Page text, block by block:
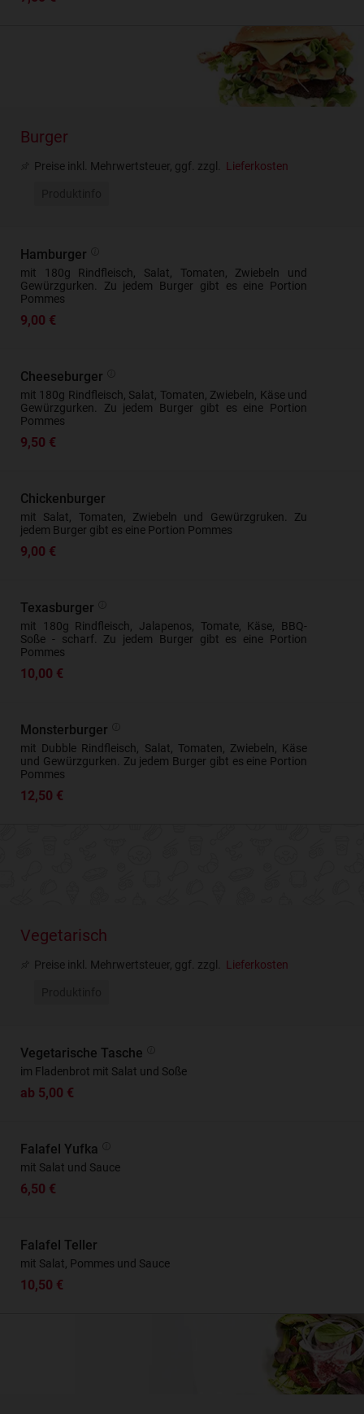
Burger
Preise inkl. Mehrwertsteuer, ggf. zzgl. Lieferkosten
Hamburger
mit 180g Rindfleisch, Salat, Tomaten, Zwiebeln und
Gewürzgurken. Zu jedem Burger gibt es eine Portion
Pommes
9,00 €
Cheeseburger
mit 180g Rindfleisch, Salat, Tomaten, Zwiebeln, Käse und
Gewürzgurken. Zu jedem Burger gibt es eine Portion
Pommes
9,50 €
Chickenburger
mit Salat, Tomaten, Zwiebeln und Gewürzgruken. Zu
jedem Burger gibt es eine Portion Pommes
9,00 €
Texasburger
mit 180g Rindfleisch, Jalapenos, Tomate, Käse, BBQ-
Soße - scharf. Zu jedem Burger gibt es eine Portion
Pommes
10,00 €
Monsterburger
mit Dubble Rindfleisch, Salat, Tomaten, Zwiebeln, Käse
und Gewürzgurken. Zu jedem Burger gibt es eine Portion
Pommes
12,50 €
Vegetarisch
Preise inkl. Mehrwertsteuer, ggf. zzgl. Lieferkosten
Vegetarische Tasche
im Fladenbrot mit Salat und Soße
ab 5,00 €
Falafel Yufka
mit Salat und Sauce
6,50 €
Falafel Teller
mit Salat, Pommes und Sauce
10,50 €